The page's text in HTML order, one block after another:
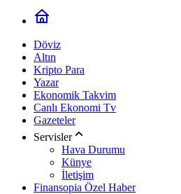
Döviz
Altın
Kripto Para
Yazar
Ekonomik Takvim
Canlı Ekonomi Tv
Gazeteler
Servisler
Hava Durumu
Künye
İletişim
Finansopia Özel Haber